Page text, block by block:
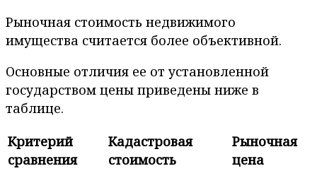
Рыночная стоимость недвижимого
имущества считается более объективной.
Основные отличия ее от установленной
государством цены приведены ниже в
таблице.
Критерий
сравнения
Кадастровая
стоимость
Рыночная
цена